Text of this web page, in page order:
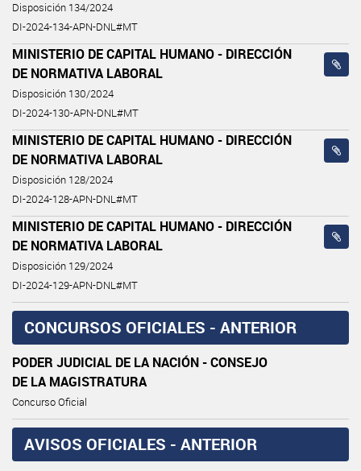
Disposición 134/2024
DI-2024-134-APN-DNL#MT
MINISTERIO DE CAPITAL HUMANO - DIRECCIÓN
DE NORMATIVA LABORAL
Disposición 130/2024
DI-2024-130-APN-DNL#MT
MINISTERIO DE CAPITAL HUMANO - DIRECCIÓN
DE NORMATIVA LABORAL
Disposición 128/2024
DI-2024-128-APN-DNL#MT
MINISTERIO DE CAPITAL HUMANO - DIRECCIÓN
DE NORMATIVA LABORAL
Disposición 129/2024
DI-2024-129-APN-DNL#MT
CONCURSOS OFICIALES - ANTERIOR
PODER JUDICIAL DE LA NACIÓN - CONSEJO
DE LA MAGISTRATURA
Concurso Oficial
AVISOS OFICIALES - ANTERIOR